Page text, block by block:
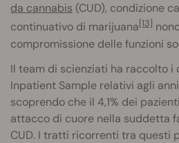
da cannabis (CUD), condizione
continuativo di marijuana[13]
compromissione delle funzioni
Il team di scienziati ha raccolto i
Inpatient Sample relativi agli
scoprendo che il 4,1% dei
attacco di cuore nella suddetta
CUD. I tratti ricorrenti tra questi